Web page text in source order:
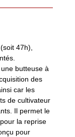
47h),
butteuse à
des
car les
de cultivateur
Il permet le
la reprise
pour